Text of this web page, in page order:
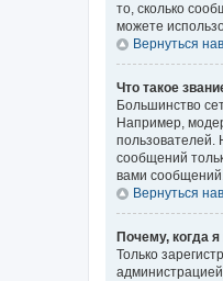
то, сколько
можете
Вернуться
Что такое
Большинство
Например,
пользователей.
сообщений
вами
Вернуться
Почему, когда
Только